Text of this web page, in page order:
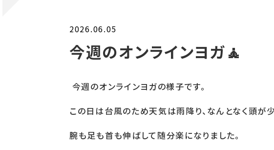
2026.06.05
今週のオンラインヨガ🧘
今週のオンラインヨガの様子です。
この日は台風のため天気は雨降り、なんとなく頭が
腕も足も首も伸ばして随分楽になりました。